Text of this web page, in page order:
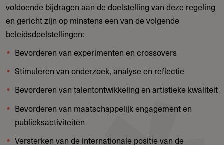
voldoende bijdragen aan de doelstelling van deze regeling
en gericht zijn op minstens een van de volgende
beleidsdoelstellingen:
Bevorderen van experimenten en crossovers
Stimuleren van onderzoek, analyse en reflectie
Bevorderen van talentontwikkeling en artistieke kwaliteit
Bevorderen van maatschappelijk engagement en
publieksactiviteiten
Versterken van de internationale positie van de